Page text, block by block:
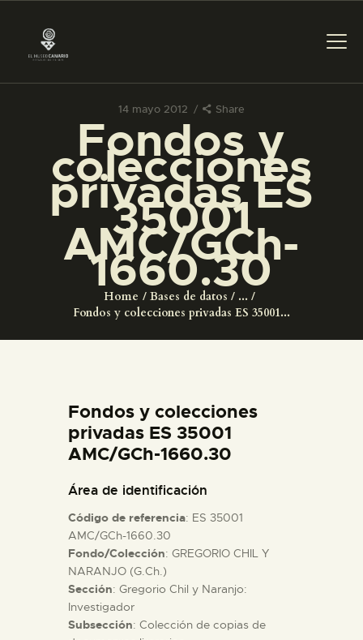
14 mayo 2012 Share
Fondos y
colecciones
privadas ES
35001
AMC/GCh-
1660.30
Home Bases de datos
...
Fondos y colecciones privadas ES 35001...
PREPARAR LA VISITA
ACTIVIDADES
█
EL MUSEO
ESPAÑOL
ACTIVIDADES
█
EL MUSEO
Fondos y colecciones
privadas ES 35001
AMC/GCh-1660.30
Área de identificación
Código de referencia: ES 35001
AMC/GCh-1660.30
Fondo/Colección: GREGORIO CHIL Y
NARANJO (G.Ch.)
Sección: Gregorio Chil y Naranjo:
Investigador
Subsección: Colección de copias de